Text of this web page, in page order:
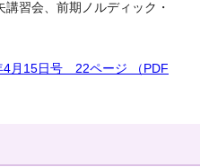
習会、前期ノルディック・
月15日号 22ページ （PDF